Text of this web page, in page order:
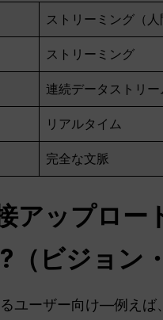
ストリーミング（人
ストリーミング
連続データストリー
リアルタイム
完全な文脈
アップロ
?（ビジョン
ユーザー向け—例え